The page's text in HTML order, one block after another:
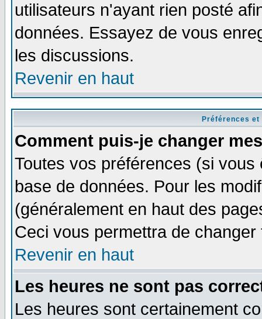
utilisateurs n'ayant rien posté
données. Essayez de vous
les discussions.
Revenir en haut
Préférences
Comment puis-je changer
Toutes vos préférences (si
base de données. Pour les
(généralement en haut des
Ceci vous permettra de
Revenir en haut
Les heures ne sont pas
Les heures sont certainement